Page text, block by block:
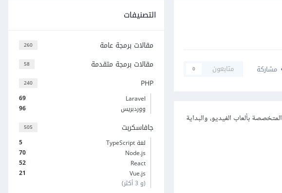
مشاركة متابعون 0
المتخصصة بألعاب الفيديو، والبداية
التصنيفات
260 مقالات برمجة عامة
58 مقالات برمجة متقدمة
240 PHP
69
Laravel
96
ووردبريس
505 جافاسكربت
5
لغة TypeScript
70
Node.js
52
React
21
Vue.js
(و 3 أكثر)